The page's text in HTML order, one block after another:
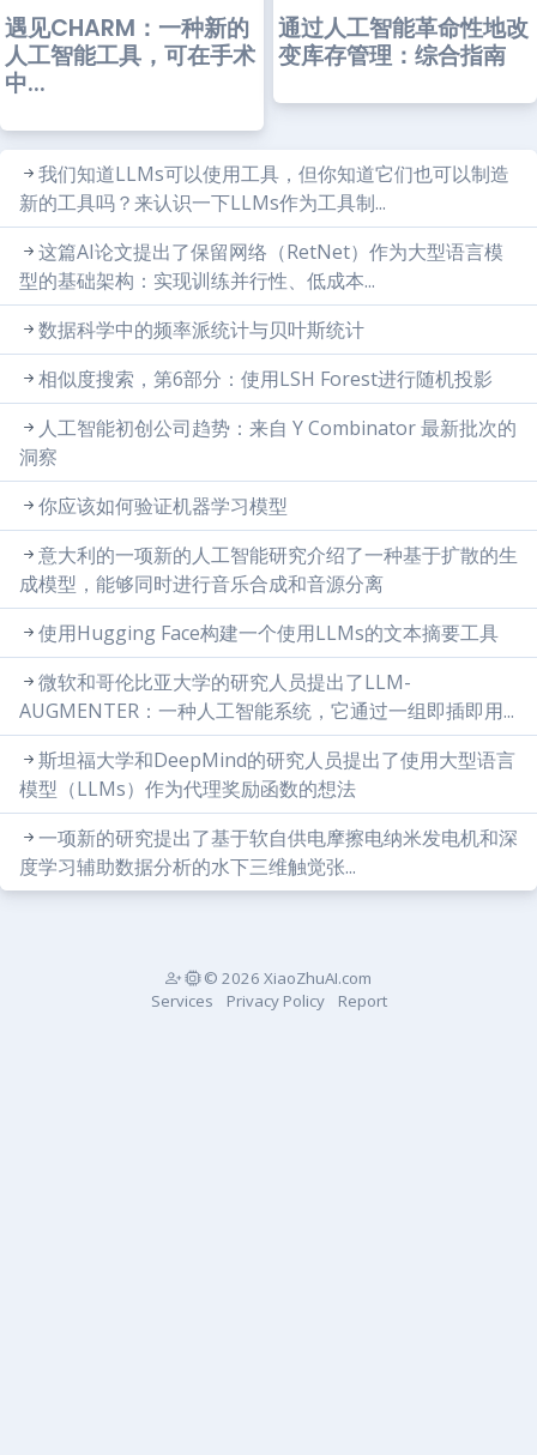
遇见CHARM：一种新的
人工智能工具，可在手术
中...
通过人工智能革命性地改
变库存管理：综合指南
我们知道LLMs可以使用工具，但你知道它们也可以制造
新的工具吗？来认识一下LLMs作为工具制...
这篇AI论文提出了保留网络（RetNet）作为大型语言模
型的基础架构：实现训练并行性、低成本...
数据科学中的频率派统计与贝叶斯统计
相似度搜索，第6部分：使用LSH Forest进行随机投影
人工智能初创公司趋势：来自 Y Combinator 最新批次的
洞察
你应该如何验证机器学习模型
意大利的一项新的人工智能研究介绍了一种基于扩散的生
成模型，能够同时进行音乐合成和音源分离
使用Hugging Face构建一个使用LLMs的文本摘要工具
微软和哥伦比亚大学的研究人员提出了LLM-
AUGMENTER：一种人工智能系统，它通过一组即插即用...
斯坦福大学和DeepMind的研究人员提出了使用大型语言
模型（LLMs）作为代理奖励函数的想法
一项新的研究提出了基于软自供电摩擦电纳米发电机和深
度学习辅助数据分析的水下三维触觉张...
© 2026 XiaoZhuAI.com
Services
Privacy Policy Report